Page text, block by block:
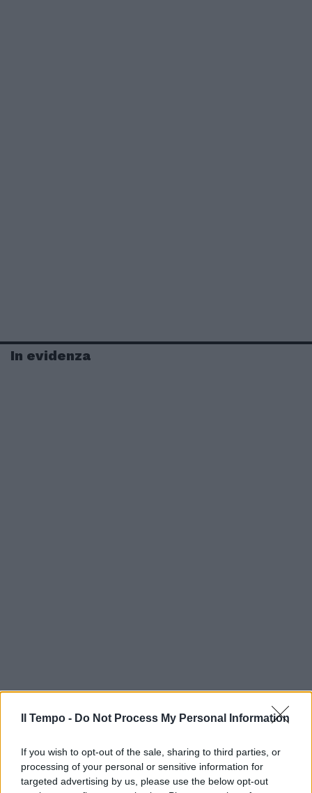
Il Tempo - Do Not Process My Personal Information
If you wish to opt-out of the sale, sharing to third parties, or
processing of your personal or sensitive information for
targeted advertising by us, please use the below opt-out
In evidenza